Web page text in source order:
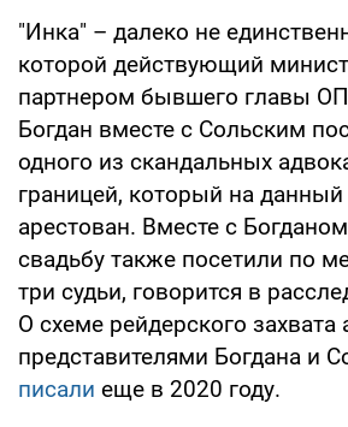
"Инка" – далеко не
которой действующий
партнером бывшего главы
Богдан вместе с Сольским
одного из скандальных
границей, который на
арестован. Вместе с
свадьбу также посетили по
три судьи, говорится в
О схеме рейдерского
представителями Богдана и
писали еще в 2020 году.